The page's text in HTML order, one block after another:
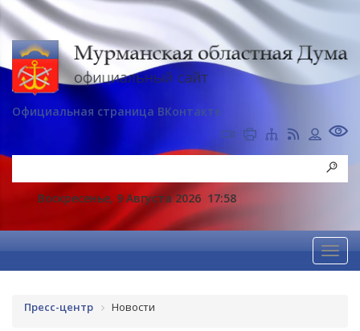
Официальная страница ВКонтакте
Воскресенье, 9 Августа 2026 17:58
Пресс-центр Новости